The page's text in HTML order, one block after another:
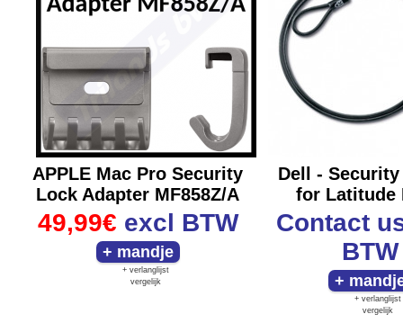
APPLE Mac Pro Security
Lock Adapter MF858Z/A
49,99€ excl BTW
+ verlanglijst
vergelijk
Dell -
for Latitude
Contact
BTW
+ verlanglijst
vergelijk